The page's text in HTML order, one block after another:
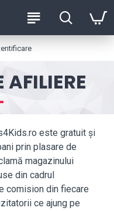
este gratuit și
prin plasare de
magazinului
din cadrul
comision din fiecare
ce ajung pe